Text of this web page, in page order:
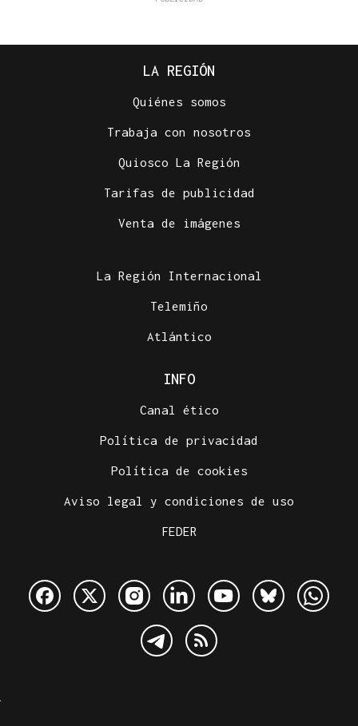
LA REGIÓN
Quiénes somos
Trabaja con nosotros
Quiosco La Región
Tarifas de publicidad
Venta de imágenes
La Región Internacional
Telemiño
Atlántico
INFO
Canal ético
Política de privacidad
Política de cookies
Aviso legal y condiciones de uso
FEDER